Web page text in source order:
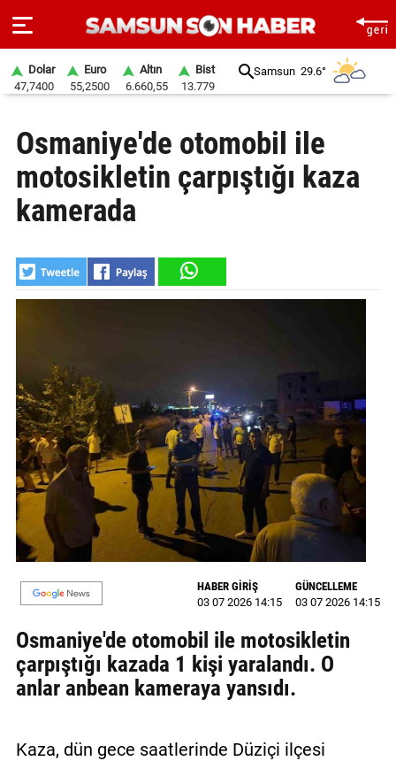
SAYFA
SAMSUN
HABER
GÜNDEM
DÜNYA
MAGAZİN
GALERİ
VİDEO
YAZARLAR
BİZE
ULAŞIN
Künye
İletişim
Dolar
47,7400
Euro
55,2500
Altın
6.660,55
Bist
13.779
Samsun 29.6°
Osmaniye'de otomobil ile
motosikletin çarpıştığı kaza
kamerada
HABER GİRİŞ
03 07 2026 14:15
GÜNCELLEME
03 07 2026 14:15
Osmaniye'de otomobil ile motosikletin
çarpıştığı kazada 1 kişi yaralandı. O
anlar anbean kameraya yansıdı.
Kaza, dün gece saatlerinde Düziçi ilçesi